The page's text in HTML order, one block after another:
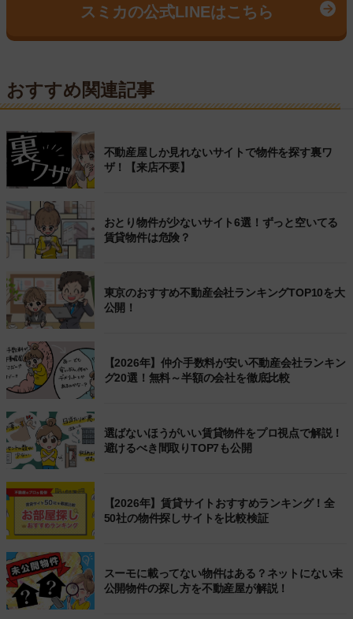
スミカの公式LINEはこちら
おすすめ関連記事
不動産屋しか見れないサイトで物件を探す裏ワ
ザ！【来店不要】
おとり物件が少ないサイト6選！ずっと空いてる
賃貸物件は危険？
東京のおすすめ不動産会社ランキングTOP10を大
公開！
【2026年】仲介手数料が安い不動産会社ランキン
グ20選！無料～半額の会社を徹底比較
選ばないほうがいい賃貸物件をプロ視点で解説！
避けるべき間取りTOP7も公開
【2026年】賃貸サイトおすすめランキング！全
50社の物件探しサイトを比較検証
スーモに載ってない物件はある？ネットにない未
公開物件の探し方を不動産屋が解説！